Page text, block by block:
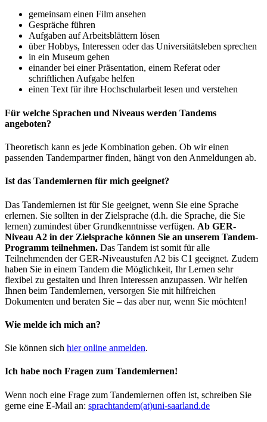
gemeinsam einen Film ansehen
Gespräche führen
Aufgaben auf Arbeitsblättern lösen
über Hobbys, Interessen oder das Universitätsleben sprechen
in ein Museum gehen
einander bei einer Präsentation, einem Referat oder
schriftlichen Aufgabe helfen
einen Text für ihre Hochschularbeit lesen und verstehen
Für welche Sprachen und Niveaus werden Tandems
angeboten?
Theoretisch kann es jede Kombination geben. Ob wir einen
passenden Tandempartner finden, hängt von den Anmeldungen ab.
Ist das Tandemlernen für mich geeignet?
Das Tandemlernen ist für Sie geeignet, wenn Sie eine Sprache
erlernen. Sie sollten in der Zielsprache (d.h. die Sprache, die Sie
lernen) zumindest über Grundkenntnisse verfügen. Ab GER-
Niveau A2 in der Zielsprache können Sie an unserem Tandem-
Programm teilnehmen. Das Tandem ist somit für alle
Teilnehmenden der GER-Niveaustufen A2 bis C1 geeignet. Zudem
haben Sie in einem Tandem die Möglichkeit, Ihr Lernen sehr
flexibel zu gestalten und Ihren Interessen anzupassen. Wir helfen
Ihnen beim Tandemlernen, versorgen Sie mit hilfreichen
Dokumenten und beraten Sie – das aber nur, wenn Sie möchten!
Wie melde ich mich an?
Sie können sich hier online anmelden.
Ich habe noch Fragen zum Tandemlernen!
Wenn noch eine Frage zum Tandemlernen offen ist, schreiben Sie
gerne eine E-Mail an: sprachtandem(at)uni-saarland.de